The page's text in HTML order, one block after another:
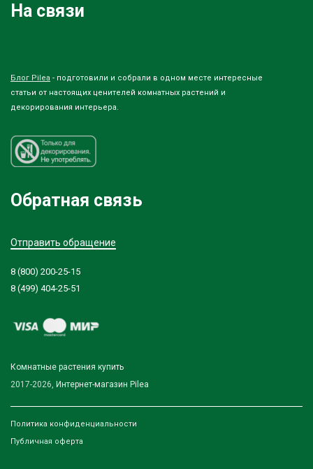
На связи
Блог Pilea - подготовили и собрали в одном месте интересные
статьи от настоящих ценителей комнатных растений и
декорирования интерьера.
Обратная связь
Отправить обращение
8 (800) 200-25-15
8 (499) 404-25-51
Комнатные растения купить
2017-2026, Интернет-магазин Pilea
Политика конфиденциальности
Публичная оферта